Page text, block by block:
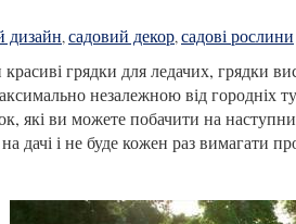
дизайн,садовий декор,садові рослини
грядки для ледачих, грядки
незалежною від городніх
які ви можете побачити на
дачі і не буде кожен раз вимагати